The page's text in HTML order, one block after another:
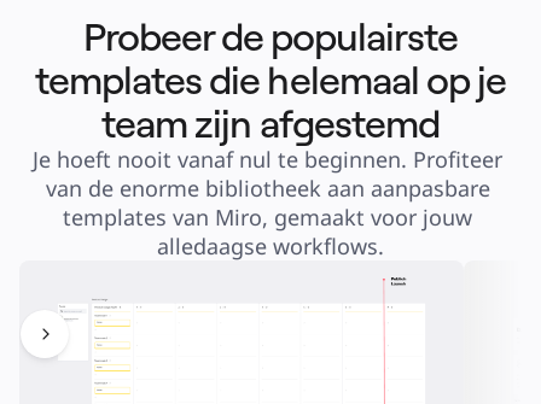
Probeer de populairste
templates die helemaal op je
team zijn afgestemd
Je hoeft nooit vanaf nul te beginnen. Profiteer
van de enorme bibliotheek aan aanpasbare
templates van Miro, gemaakt voor jouw
alledaagse workflows.